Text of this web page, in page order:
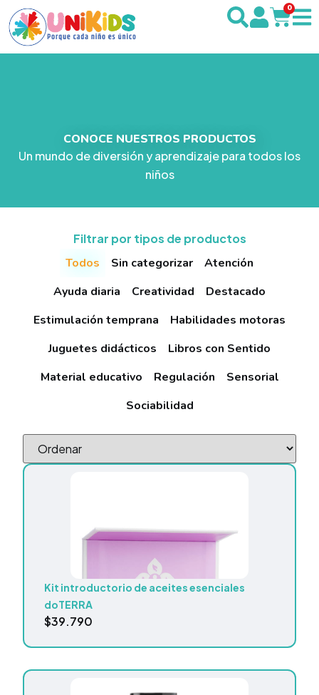
0
CONOCE NUESTROS PRODUCTOS
Un mundo de diversión y aprendizaje para todos los
niños
Filtrar por tipos de productos
Sin categorizar
Atención
Ayuda diaria
Creatividad
Destacado
Estimulación temprana
Habilidades motoras
Juguetes didácticos
Libros con Sentido
Material educativo
Regulación
Sensorial
Sociabilidad
Todos
Kit introductorio de aceites esenciales
doTERRA
$39.790